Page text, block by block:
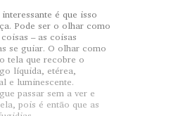
é que isso
Pode ser o olhar como
– as coisas
se guiar. O olhar como
tela que recobre o
líquida, etérea,
e luminescente.
passar sem a ver e
pois é então que as